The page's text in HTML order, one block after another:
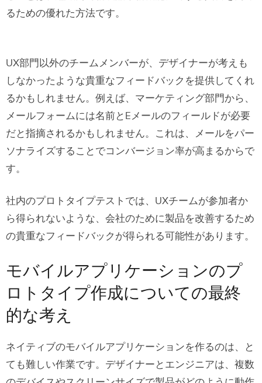
るための優れた方法です。
UX部門以外のチームメンバーが、デザイナーが考えも
しなかったような貴重なフィードバックを提供してくれ
るかもしれません。例えば、マーケティング部門から、
メールフォームには名前とEメールのフィールドが必要
だと指摘されるかもしれません。これは、メールをパー
ソナライズすることでコンバージョン率が高まるからで
す。
社内のプロトタイプテストでは、UXチームが参加者か
ら得られないような、会社のために製品を改善するため
の貴重なフィードバックが得られる可能性があります。
モバイルアプリケーションのプ
ロトタイプ作成についての最終
的な考え
ネイティブのモバイルアプリケーションを作るのは、と
ても難しい作業です。デザイナーとエンジニアは、複数